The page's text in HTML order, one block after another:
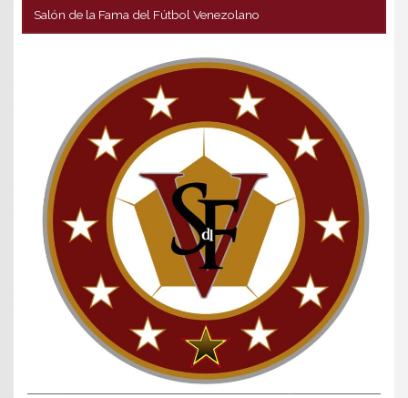
Salón de la Fama del Fútbol Venezolano